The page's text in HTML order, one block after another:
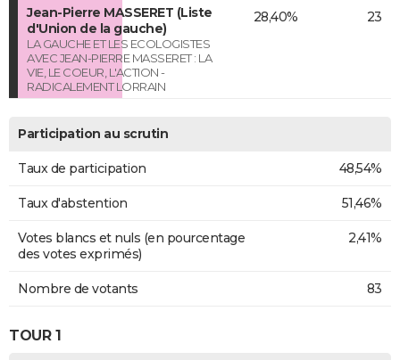
Jean-Pierre MASSERET (Liste
d'Union de la gauche)
LA GAUCHE ET LES ECOLOGISTES
AVEC JEAN-PIERRE MASSERET : LA
VIE, LE COEUR, L'ACTION -
RADICALEMENT LORRAIN
28,40% 23
Participation au scrutin
Taux de participation 48,54%
Taux d'abstention 51,46%
Votes blancs et nuls (en pourcentage
des votes exprimés)
2,41%
Nombre de votants 83
TOUR 1